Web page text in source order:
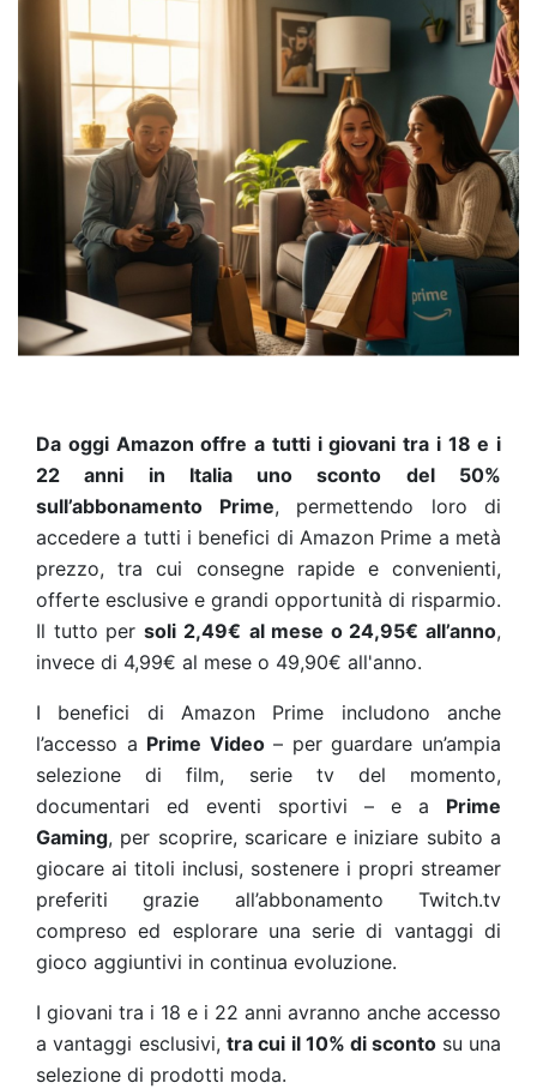
Da oggi Amazon offre a tutti i giovani tra i 18 e i
22 anni in Italia uno sconto del 50%
sull’abbonamento Prime, permettendo loro di
accedere a tutti i benefici di Amazon Prime a metà
prezzo, tra cui consegne rapide e convenienti,
offerte esclusive e grandi opportunità di risparmio.
Il tutto per soli 2,49€ al mese o 24,95€ all’anno,
invece di 4,99€ al mese o 49,90€ all'anno.
I benefici di Amazon Prime includono anche
l’accesso a Prime Video – per guardare un’ampia
selezione di film, serie tv del momento,
documentari ed eventi sportivi – e a
Prime
Gaming, per scoprire, scaricare e iniziare subito a
giocare ai titoli inclusi, sostenere i propri streamer
preferiti grazie all’abbonamento Twitch.tv
compreso ed esplorare una serie di vantaggi di
gioco aggiuntivi in continua evoluzione.
I giovani tra i 18 e i 22 anni avranno anche accesso
a vantaggi esclusivi, tra cui il 10% di sconto su una
selezione di prodotti moda.